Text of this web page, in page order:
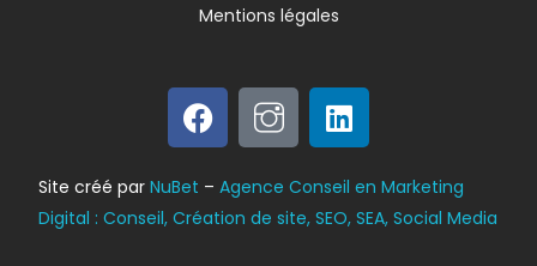
Bilan énergétique
DPE
Site créé parNuBet –Agence Conseil en Marketing
Digital : Conseil, Création de site, SEO, SEA, Social Media
Mentions légales